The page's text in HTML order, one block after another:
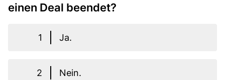
einen Deal beendet?
1 Ja.
2
Nein.